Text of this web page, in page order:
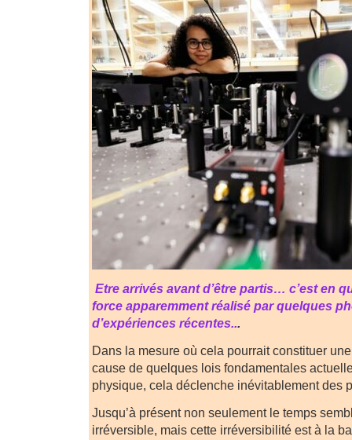
Etre arrivés avant d’être partis… c’est en
force apparemment réalisé par quelques
d’expériences récentes...
Dans la mesure où cela pourrait constituer
cause de quelques lois fondamentales
physique, cela déclenche inévitablement des
Jusqu’à présent non seulement le temps
irréversible, mais cette irréversibilité est à la